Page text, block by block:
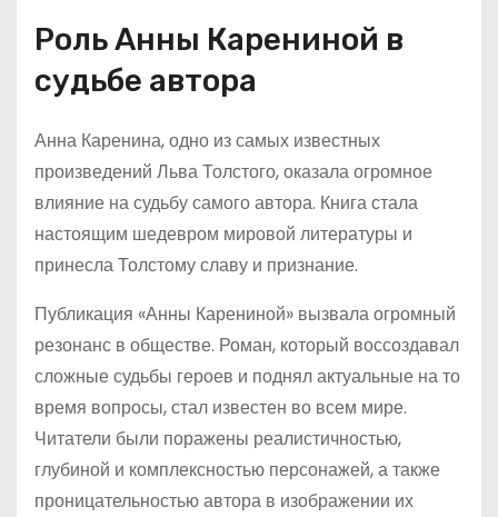
Роль Анны Карениной в
судьбе автора
Анна Каренина, одно из самых известных
произведений Льва Толстого, оказала огромное
влияние на судьбу самого автора. Книга стала
настоящим шедевром мировой литературы и
принесла Толстому славу и признание.
Публикация «Анны Карениной» вызвала огромный
резонанс в обществе. Роман, который воссоздавал
сложные судьбы героев и поднял актуальные на то
время вопросы, стал известен во всем мире.
Читатели были поражены реалистичностью,
глубиной и комплексностью персонажей, а также
проницательностью автора в изображении их